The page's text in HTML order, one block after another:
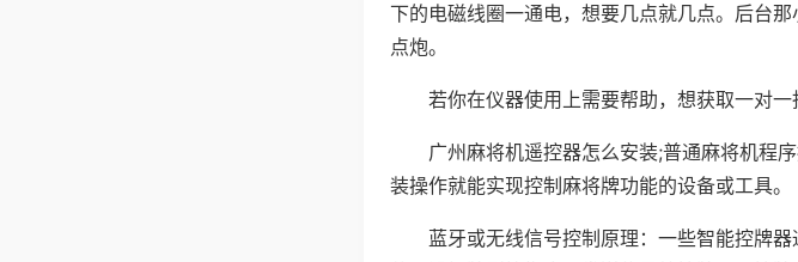
下的电磁线圈一通电，想要几点就几点。后台
点炮。
若你在仪器使用上需要帮助，想获取一对
广州麻将机遥控器怎么安装;普通麻将机程
装操作就能实现控制麻将牌功能的设备或工具。
蓝牙或无线信号控制原理：一些智能控牌